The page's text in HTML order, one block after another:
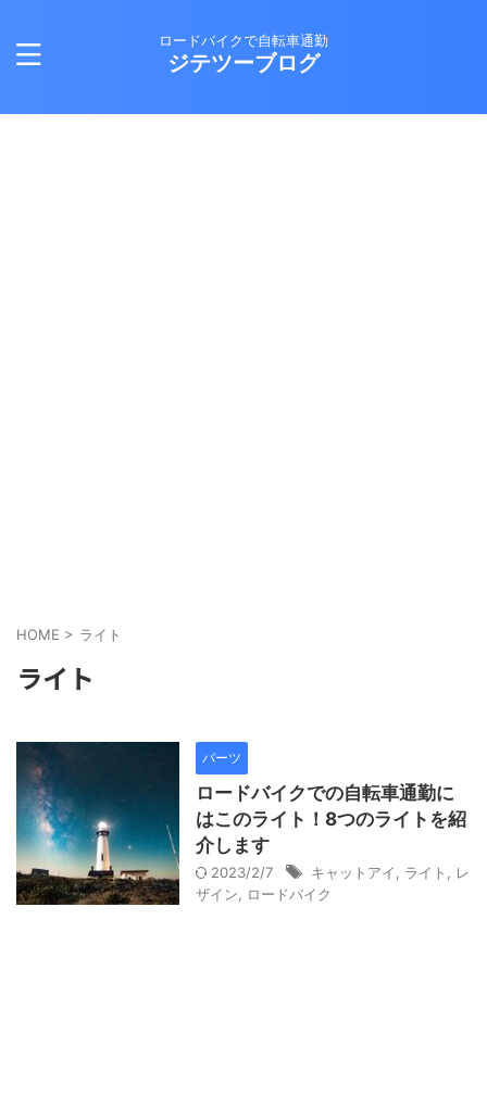
ロードバイクで自転車通勤
ジテツーブログ
HOME > ライト
ライト
パーツ
ロードバイクでの自転車通勤に
はこのライト！8つのライトを紹
介します
2023/2/7 キャットアイ ライト
レ
ザイン
ロードバイク